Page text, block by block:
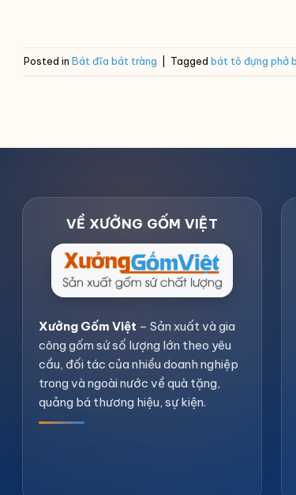
Posted in Bát đĩa bát tràng Tagged bát tô đựng phở
Xưởng Gốm Việt – Sản xuất và gia
công gốm sứ số lượng lớn theo yêu
cầu, đối tác của nhiều doanh nghiệp
trong và ngoài nước về quà tặng,
quảng bá thương hiệu, sự kiện.